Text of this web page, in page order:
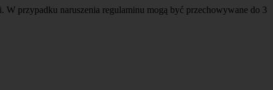
W przypadku naruszenia regulaminu mogą być przechowywane do 3